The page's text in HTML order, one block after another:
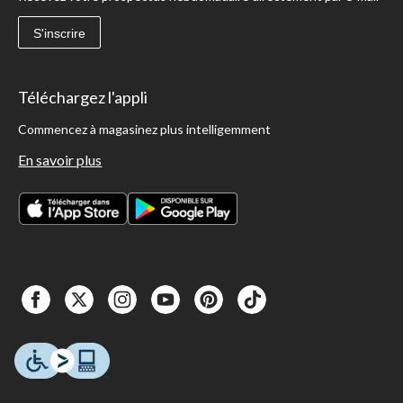
S'inscrire
Téléchargez l'appli
Commencez à magasinez plus intelligemment
En savoir plus